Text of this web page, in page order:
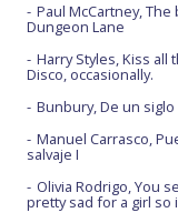
Paul McCartney, The
Dungeon Lane
Harry Styles, Kiss all
Disco, occasionally.
Bunbury, De un
Manuel Carrasco,
salvaje I
Olivia Rodrigo, You
pretty sad for a girl so